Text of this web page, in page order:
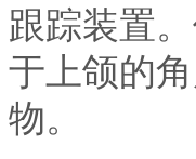
跟踪装置
于上颌的
物。